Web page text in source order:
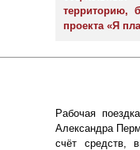
территорию,
проекта «Я
Рабочая
Александра
счёт средств,